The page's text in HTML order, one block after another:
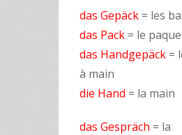
das Gepäck = les
das Pack = le
das Handgepäck =
à main
die Hand = la main
das Gespräch = la